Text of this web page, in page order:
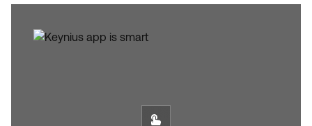
SEE IN ACTION